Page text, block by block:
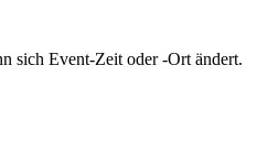
sich Event-Zeit oder -Ort ändert.